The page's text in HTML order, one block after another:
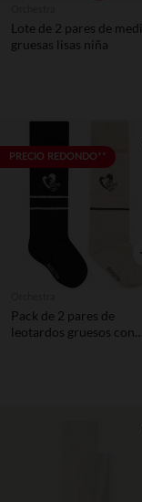
Lote de 2 pares de
gruesas lisas niña
PRECIO REDONDO**
Pack de 2 pares de
leotardos gruesos con